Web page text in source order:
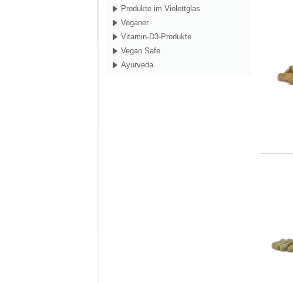
Produkte im Violettglas
Veganer
Vitamin-D3-Produkte
Vegan Safe
Ayurveda